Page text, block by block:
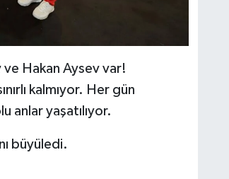
ve Hakan Aysev var!
kalmıyor. Her gün
anlar yaşatılıyor.
büyüledi.